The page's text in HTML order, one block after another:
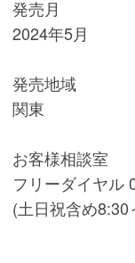
発売月
2024年5月
発売地域
関東
お客様相談室
フリーダイヤル
(土日祝含め